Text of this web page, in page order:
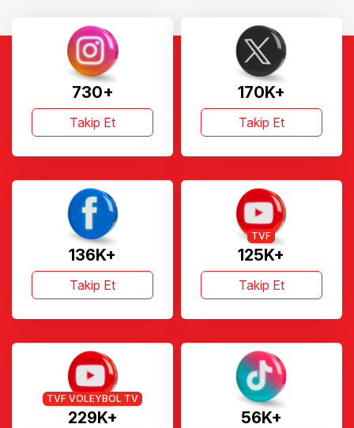
730+
Takip Et
170K+
Takip Et
136K+
Takip Et
125K+
TVF
Takip Et
229K+
TVF VOLEYBOL TV
56K+